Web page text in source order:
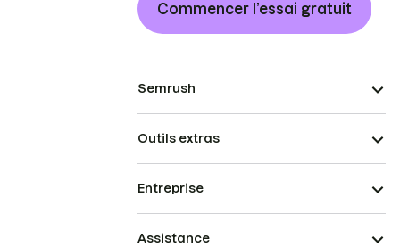
Commencer l’essai gratuit
Semrush
Outils extras
Entreprise
Assistance